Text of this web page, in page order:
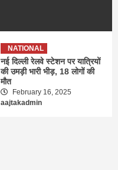
NATIONAL
नई दिल्ली रेलवे स्टेशन पर यात्रियों
की उमड़ी भारी भीड़, 18 लोगों की
मौत
February 16, 2025
aajtakadmin